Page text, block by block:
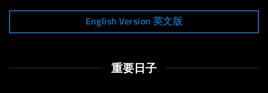
English Version 英文版
重要日子